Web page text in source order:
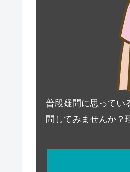
普段疑問に思ってい
問してみませんか？